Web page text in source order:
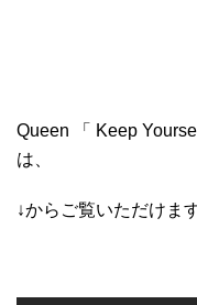
Queen 「 Keep
は、
↓からご覧いただけま